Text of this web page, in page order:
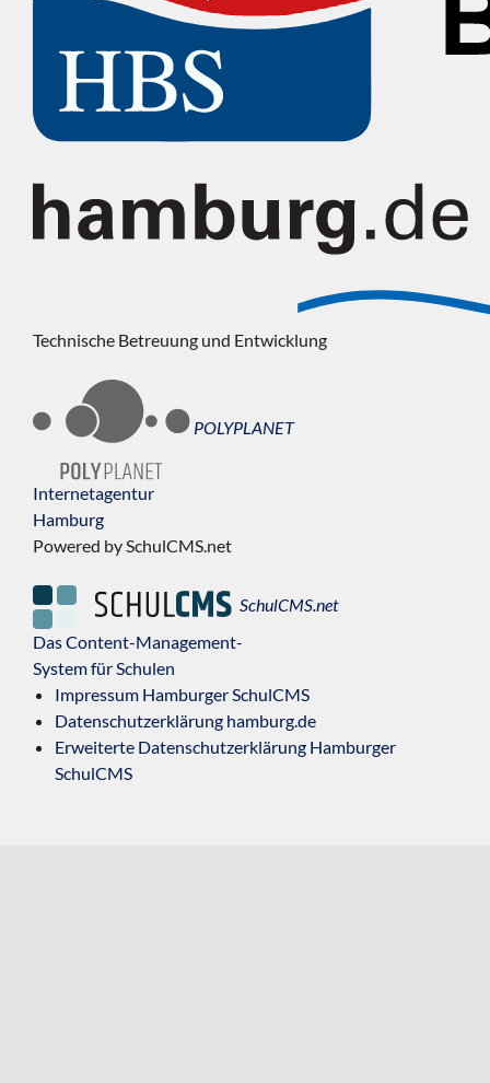
Technische Betreuung und Entwicklung
POLYPLANET
Internetagentur
Hamburg
Powered by SchulCMS.net
SchulCMS.net
Das Content-Management-
System für Schulen
Impressum Hamburger SchulCMS
Datenschutzerklärung hamburg.de
Erweiterte Datenschutzerklärung Hamburger
SchulCMS